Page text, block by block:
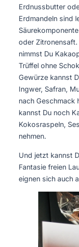
Erdnussbutter
Erdmandeln sind
oder
nimmst Du
Trüffel ohne
Gewürze kannst
Ingwer, Safran,
nach Geschmack
kannst Du noch
Kokosraspeln,
nehmen.
Und jetzt kannst
Fantasie freien
eignen sich auch